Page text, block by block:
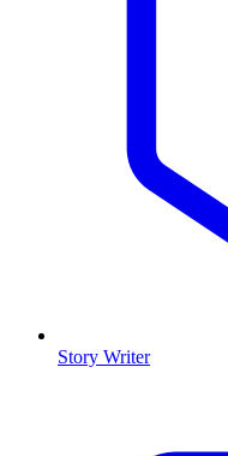
Story Writer